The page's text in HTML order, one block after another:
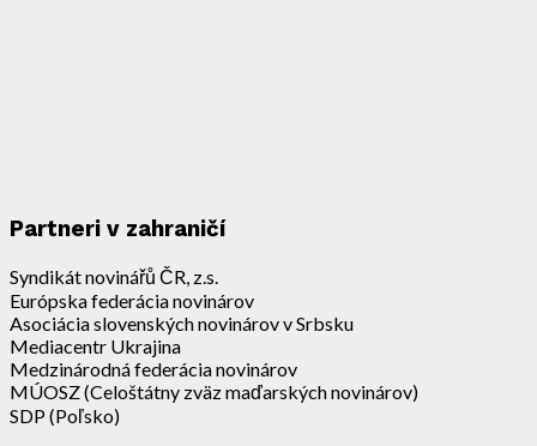
Partneri v zahraničí
Syndikát novinářů ČR, z.s.
Európska federácia novinárov
Asociácia slovenských novinárov v Srbsku
Mediacentr Ukrajina
Medzinárodná federácia novinárov
MÚOSZ (Celoštátny zväz maďarských novinárov)
SDP (Poľsko)